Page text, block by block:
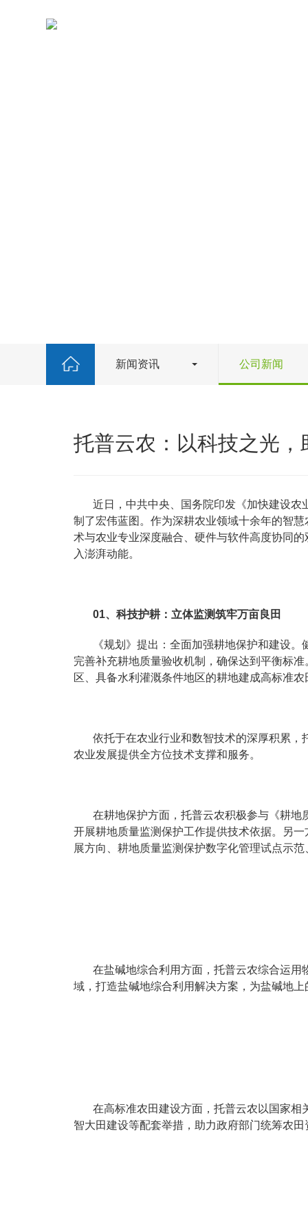
新闻资讯 公司新闻
托普云农：以科技之光
近日，中共中央、国务院印发《加快建设
制了宏伟蓝图。作为深耕农业领域十余年的智
术与农业专业深度融合、硬件与软件高度协同
入澎湃动能。
01、科技护耕：立体监测筑牢万亩良田
《规划》提出：全面加强耕地保护和建设
完善补充耕地质量验收机制，确保达到平衡标
区、具备水利灌溉条件地区的耕地建成高标准
依托于在农业行业和数智技术的深厚积累
农业发展提供全方位技术支撑和服务。
在耕地保护方面，托普云农积极参与《耕
开展耕地质量监测保护工作提供技术依据。另
展方向、耕地质量监测保护数字化管理试点示
在盐碱地综合利用方面，托普云农综合运
域，打造盐碱地综合利用解决方案，为盐碱地上
在高标准农田建设方面，托普云农以国家相
智大田建设等配套举措，助力政府部门统筹农